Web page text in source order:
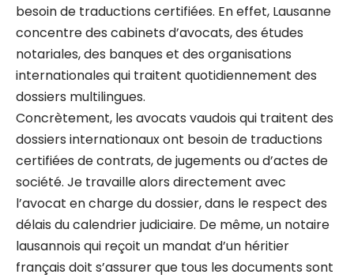
besoin de traductions certifiées. En effet, Lausanne
concentre des cabinets d’avocats, des études
notariales, des banques et des organisations
internationales qui traitent quotidiennement des
dossiers multilingues.
Concrètement, les avocats vaudois qui traitent des
dossiers internationaux ont besoin de traductions
certifiées de contrats, de jugements ou d’actes de
société. Je travaille alors directement avec
l’avocat en charge du dossier, dans le respect des
délais du calendrier judiciaire. De même, un notaire
lausannois qui reçoit un mandat d’un héritier
français doit s’assurer que tous les documents sont